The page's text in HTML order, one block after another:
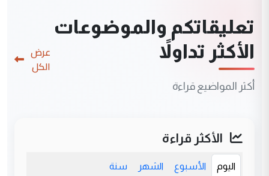
تعليقاتكم والموضوعات
الأكثر تداولاً
أكثر المواضيع قراءة
عرض
الكل
الأكثر قراءة
اليوم الأسبوع الشهر سنة